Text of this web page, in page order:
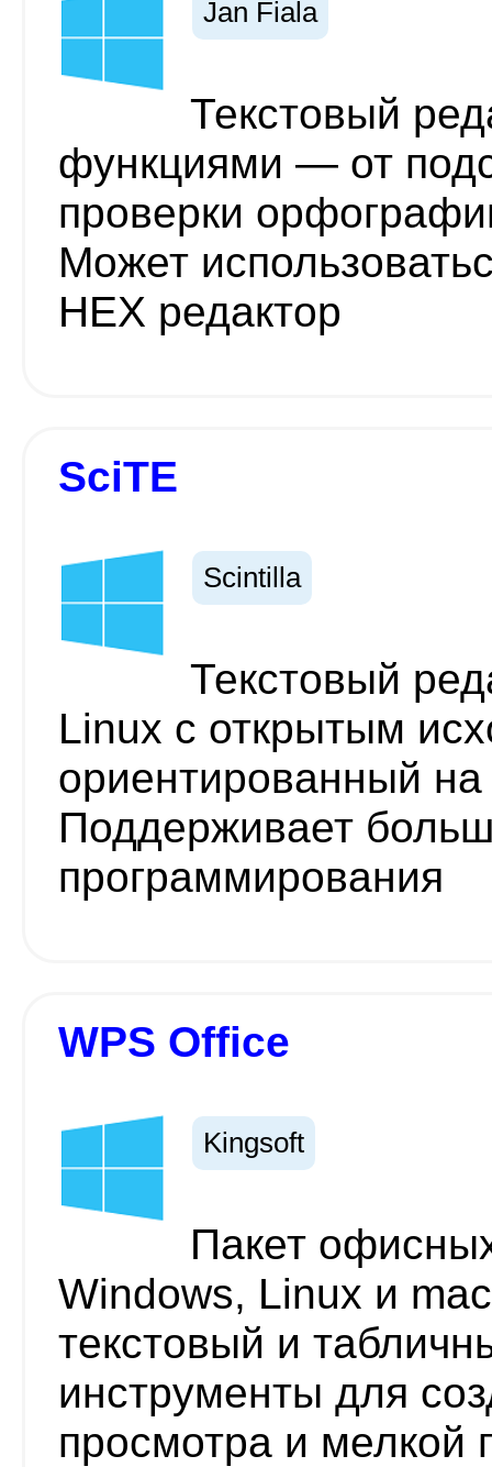
Jan Fiala
Текстовый
функциями — от
проверки
Может
HEX редактор
SciTE
Scintilla
Текстовый
Linux с открытым
ориентированный
Поддерживает
программирования
WPS Office
Kingsoft
Пакет
Windows, Linux и
текстовый и
инструменты для
просмотра и мелкой